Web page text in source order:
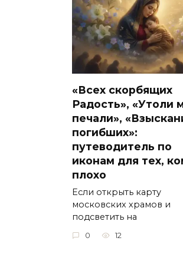
«Всех скорбящих
Радость», «Утоли
печали»,
погибших»:
путеводитель по
иконам для тех,
плохо
Если открыть карту
московских храмов и
подсветить на
0 12